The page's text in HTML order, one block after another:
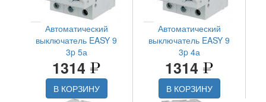
Автоматический
выключатель EASY 9
3p 5а
1314
В КОРЗИНУ
Автоматический
выключатель EASY 9
3p 4а
1314
В КОРЗИНУ